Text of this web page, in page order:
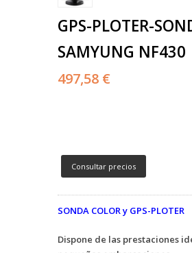
GPS-PLOTER-
SAMYUNG NF430
497,58 €
Consultar precios
SONDA COLOR y GPS-PLOTER
Dispone de las prestaciones